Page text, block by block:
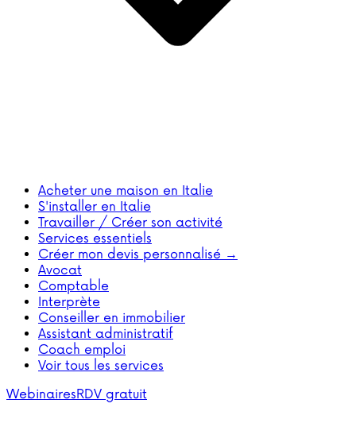
Acheter une maison en Italie
S'installer en Italie
Travailler / Créer son activité
Services essentiels
Créer mon devis personnalisé →
Avocat
Comptable
Interprète
Conseiller en immobilier
Assistant administratif
Coach emploi
Voir tous les services
WebinairesRDV gratuit